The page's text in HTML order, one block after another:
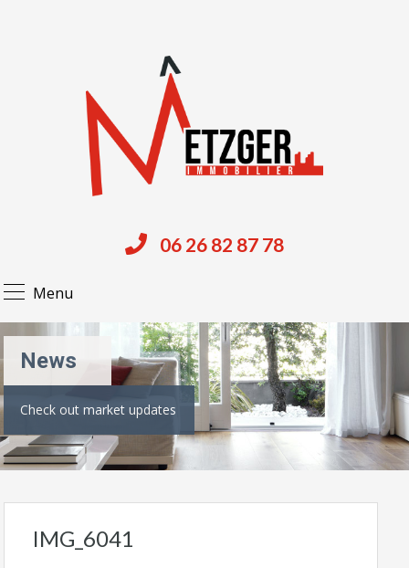
Menu
06 26 82 87 78
News
Check out market updates
IMG_6041